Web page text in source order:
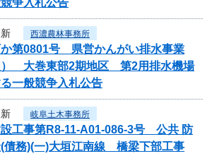
西濃農林事務所
か第0801号 県営かんがい排水事業
） 大巻東部2期地区 第2用排水機場
一般競争入札公告
岐阜土木事務所
設工事第R8-11-A01-086-3号 公共 防
債務)(一)大垣江南線 橋梁下部工事